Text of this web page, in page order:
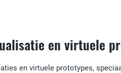
en virtuele
en virtuele prototypes,